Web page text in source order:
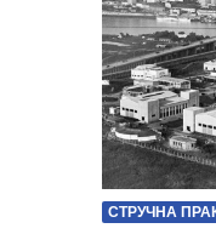
СТРУЧНА